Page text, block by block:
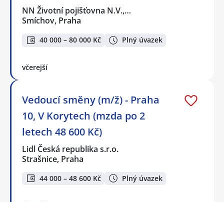
NN Životní pojišťovna N.V.,…
Smíchov, Praha
40 000 – 80 000 Kč Plný úvazek
včerejší
Vedoucí směny (m/ž) - Praha
10, V Korytech (mzda po 2
letech 48 600 Kč)
Lidl Česká republika s.r.o.
Strašnice, Praha
44 000 – 48 600 Kč Plný úvazek